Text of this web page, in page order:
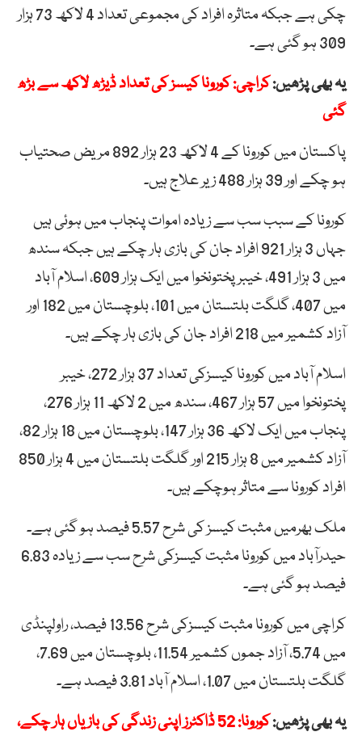
چکی ہے جبکہ متاثرہ افراد کی مجموعی تعداد 4 لاکھ 73 ہزار
309 ہو گئی ہے۔
یہ بھی پڑھیں:کراچی: کورونا کیسز کی تعداد ڈیڑھ لاکھ سے بڑھ
گئی
پاکستان میں کورونا کے 4 لاکھ 23 ہزار 892 مریض صحتیاب
ہو چکے اور 39 ہزار 488 زیر علاج ہیں۔
کورونا کے سبب سب سے زیادہ اموات پنجاب میں ہوئی ہیں
جہاں 3 ہزار 921 افراد جان کی بازی ہار چکے ہیں جبکہ سندھ
میں 3 ہزار 491، خیبر پختونخوا میں ایک ہزار 609، اسلام آباد
میں 407، گلگت بلتستان میں 101، بلوچستان میں 182 اور
آزاد کشمیر میں 218 افراد جان کی بازی ہار چکے ہیں۔
اسلام آباد میں کورونا کیسزکی تعداد 37 ہزار 272، خیبر
پختونخوا میں 57 ہزار 467، سندھ میں 2 لاکھ 11 ہزار 276،
پنجاب میں ایک لاکھ 36 ہزار 147، بلوچستان میں 18 ہزار 82،
آزاد کشمیر میں 8 ہزار 215 اور گلگت بلتستان میں 4 ہزار 850
افراد کورونا سے متاثر ہوچکے ہیں۔
ملک بھرمیں مثبت کیسز کی شرح 5.57 فیصد ہو گئی ہے۔
حیدرآباد میں کورونا مثبت کیسزکی شرح سب سے زیادہ 6.83
فیصد ہو گئی ہے۔
کراچی میں کورونا مثبت کیسزکی شرح 13.56 فیصد، راولپنڈی
میں 5.74، آزاد جموں کشمیر 11.54، بلوچستان میں 7.69،
گلگت بلتستان میں 1.07، اسلام آباد 3.81 فیصد ہے۔
یہ بھی پڑھیں:
کورونا: 52 ڈاکٹرز اپنی زندگی کی بازیاں ہار چکے،